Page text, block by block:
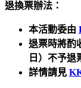
退換票辦法：
本活動委由
退票時將酌
日）不予退
詳情請見